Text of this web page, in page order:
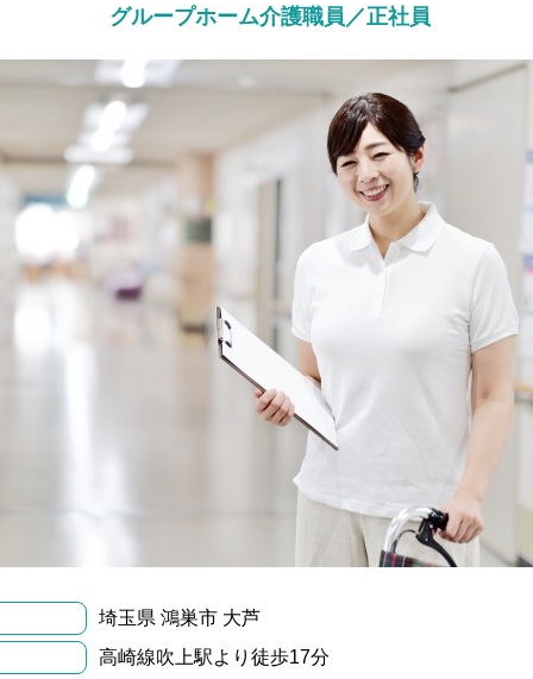
グループホーム介護職員／正社員
埼玉県 鴻巣市 大芦
高崎線吹上駅より徒歩17分